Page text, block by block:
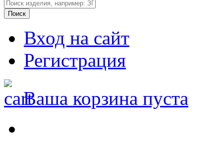
Вход на сайт
Регистрация
Ваша корзина пуста